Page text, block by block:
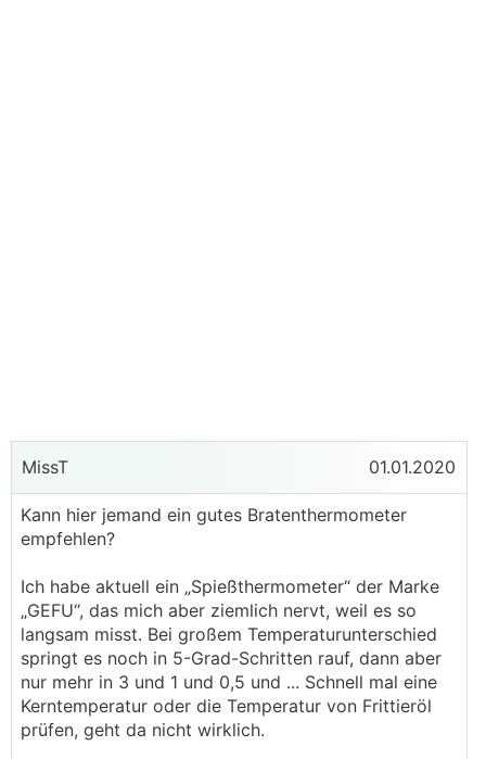
MissT 01.01.2020
Kann hier jemand ein gutes Bratenthermometer
empfehlen?
Ich habe aktuell ein „Spießthermometer“ der Marke
„GEFU“, das mich aber ziemlich nervt, weil es so
langsam misst. Bei großem Temperaturunterschied
springt es noch in 5-Grad-Schritten rauf, dann aber
nur mehr in 3 und 1 und 0,5 und ... Schnell mal eine
Kerntemperatur oder die Temperatur von Frittieröl
prüfen, geht da nicht wirklich.